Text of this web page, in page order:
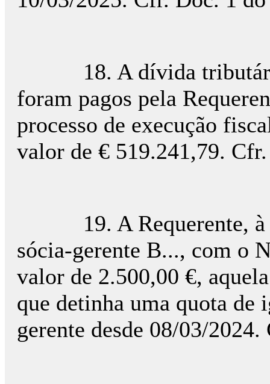
18. A dívida tributária
foram pagos pela
processo de execução
valor de € 519.241,79.
19. A Requerente, à
sócia-gerente B..., com o
valor de 2.500,00 €,
que detinha uma quota de
gerente desde 08/03/